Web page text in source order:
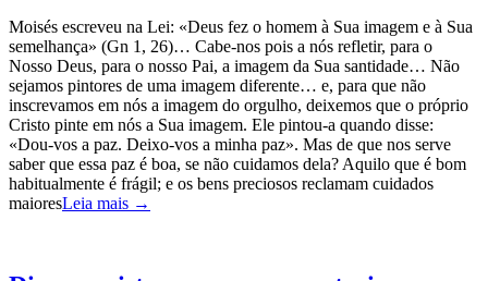
Moisés escreveu na Lei: «Deus fez o homem à Sua imagem e à Sua
semelhança» (Gn 1, 26)… Cabe-nos pois a nós refletir, para o
Nosso Deus, para o nosso Pai, a imagem da Sua santidade… Não
sejamos pintores de uma imagem diferente… e, para que não
inscrevamos em nós a imagem do orgulho, deixemos que o próprio
Cristo pinte em nós a Sua imagem. Ele pintou-a quando disse:
«Dou-vos a paz. Deixo-vos a minha paz». Mas de que nos serve
saber que essa paz é boa, se não cuidamos dela? Aquilo que é bom
habitualmente é frágil; e os bens preciosos reclamam cuidados
maioresLeia mais →